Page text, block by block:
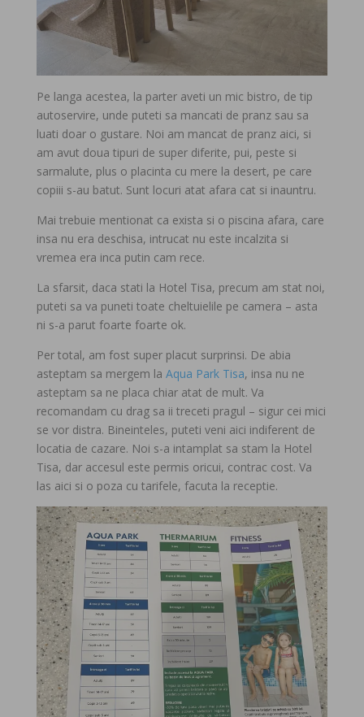
Pe langa acestea, la parter aveti un mic bistro, de tip
autoservire, unde puteti sa mancati de pranz sau sa
luati doar o gustare. Noi am mancat de pranz aici, si
am avut doua tipuri de super diferite, pui, peste si
sarmalute, plus o placinta cu mere la desert, pe care
copiii s-au batut. Sunt locuri atat afara cat si inauntru.
Mai trebuie mentionat ca exista si o piscina afara, care
insa nu era deschisa, intrucat nu este incalzita si
vremea era inca putin cam rece.
La sfarsit, daca stati la Hotel Tisa, precum am stat noi,
puteti sa va puneti toate cheltuielile pe camera – asta
ni s-a parut foarte foarte ok.
Per total, am fost super placut surprinsi. De abia
asteptam sa mergem la Aqua Park Tisa, insa nu ne
asteptam sa ne placa chiar atat de mult. Va
recomandam cu drag sa ii treceti pragul – sigur cei mici
se vor distra. Bineinteles, puteti veni aici indiferent de
locatia de cazare. Noi s-a intamplat sa stam la Hotel
Tisa, dar accesul este permis oricui, contrac cost. Va
las aici si o poza cu tarifele, facuta la receptie.